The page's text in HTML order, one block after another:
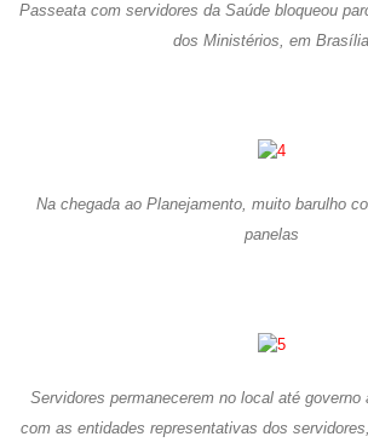
Passeata com servidores da Saúde bloqueou
dos Ministérios, em Brasília
Na chegada ao Planejamento, muito barulho
panelas
Servidores permanecerem no local até governo
com as entidades representativas dos